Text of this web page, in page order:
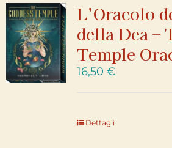
L’Oracolo
della Dea –
Temple
16,50 €
Dettagli